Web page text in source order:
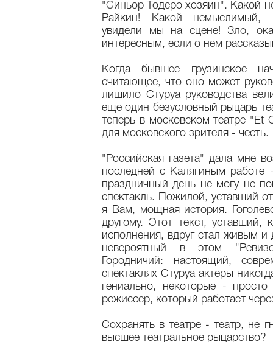
"Синьор Тодеро хозяин". Какой
Райкин! Какой немыслимый,
увидели мы на сцене! Зло,
интересным, если о нем
Когда бывшее грузинское
считающее, что оно может
лишило Стуруа руководства
еще один безусловный рыцарь
теперь в московском театре "Et
для московского зрителя - честь.
"Российская газета" дала мне
последней с Калягиным работе
праздничный день не могу не
спектакль. Пожилой, уставший
я Вам, мощная история.
другому. Этот текст, уставший,
исполнения, вдруг стал живым
невероятный в этом
Городничий: настоящий,
спектаклях Стуруа актеры
гениально, некоторые -
режиссер, который работает
Сохранять в театре - театр, не
высшее театральное рыцарство?